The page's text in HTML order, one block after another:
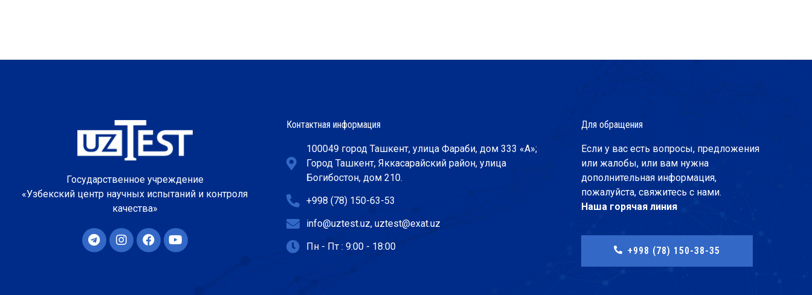
Государственное учреждение
«Узбекский центр научных испытаний и контроля
качества»
Контактная информация
100049 город Ташкент, улица Фараби, дом 333 «А»;
Город Ташкент, Яккасарайский район, улица
Богибостон, дом 210.
+998 (78) 150-63-53
info@uztest.uz, uztest@exat.uz
Пн - Пт : 9:00 - 18:00
Для обращения
Если у вас есть вопросы, предложения
или жалобы, или вам нужна
дополнительная информация,
пожалуйста, свяжитесь с нами.
Наша горячая линия
+998 (78) 150-38-35